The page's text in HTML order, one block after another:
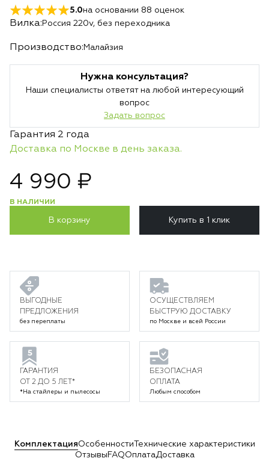
5.0на основании 88 оценок
Вилка: Россия 220v, без переходника
Производство: Малайзия
Нужна консультация?
Наши специалисты ответят на любой интересующий
вопрос
Задать вопрос
Гарантия 2 года
Доставка по Москве в день заказа.
4 990 ₽
В НАЛИЧИИ
В корзину Купить в 1 клик
ВЫГОДНЫЕ
ПРЕДЛОЖЕНИЯ
без переплаты
ОСУЩЕСТВЛЯЕМ
БЫСТРУЮ ДОСТАВКУ
по Москве и всей России
ГАРАНТИЯ
ОТ 2 ДО 5 ЛЕТ*
*На стайлеры и пылесосы
БЕЗОПАСНАЯ
ОПЛАТА
Любым способом
КомплектацияОсобенности Технические характеристики
Отзывы FAQОплатаДоставка